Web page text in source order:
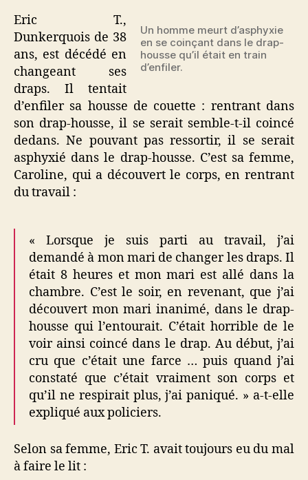
Un homme meurt d’asphyxie
en se coinçant dans le drap-
housse qu’il était en train
d’enfiler.
Eric T.,
Dunkerquois de 38
ans, est décédé en
changeant ses
draps. Il tentait
d’enfiler sa housse de couette : rentrant dans
son drap-housse, il se serait semble-t-il coincé
dedans. Ne pouvant pas ressortir, il se serait
asphyxié dans le drap-housse. C’est sa femme,
Caroline, qui a découvert le corps, en rentrant
du travail :
« Lorsque je suis parti au travail, j’ai
demandé à mon mari de changer les draps. Il
était 8 heures et mon mari est allé dans la
chambre. C’est le soir, en revenant, que j’ai
découvert mon mari inanimé, dans le drap-
housse qui l’entourait. C’était horrible de le
voir ainsi coincé dans le drap. Au début, j’ai
cru que c’était une farce … puis quand j’ai
constaté que c’était vraiment son corps et
qu’il ne respirait plus, j’ai paniqué. » a-t-elle
expliqué aux policiers.
Selon sa femme, Eric T. avait toujours eu du mal
à faire le lit :